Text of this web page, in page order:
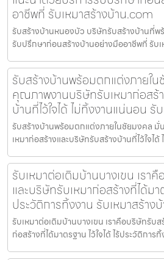
อาชีพที่ รับเหมาสร้างบ้าน.com
รับสร้างบ้านหนองบัว บริษัทรับสร้างบ้านที่พ
รับปรึกษาก่อนสร้างบ้านอย่างมืออาชีพที่ รับเ
รับสร้างบ้านพร้อมตกแต่งภายใน
คุณภาพงานบริษัทรับเหมาก่อสร้
บ้านที่ไว้ใจได้ ไม่ทิ้งงานแน่นอน รั
รับสร้างบ้านพร้อมตกแต่งภายในชัยมงคล
เหมาก่อสร้างและบริษัทรับสร้างบ้านที่ไว้ใจได้
รับเหมาต่อเติมบ้านบางเขน เรา
และบริษัทรับเหมาก่อสร้างที่ได้มา
ประวัติการทิ้งงาน รับเหมาสร้าง
รับเหมาต่อเติมบ้านบางเขน เราคือบริษัทรับ
ก่อสร้างที่ได้มาตรฐาน ไว้ใจได้ ไร้ประวัติการ